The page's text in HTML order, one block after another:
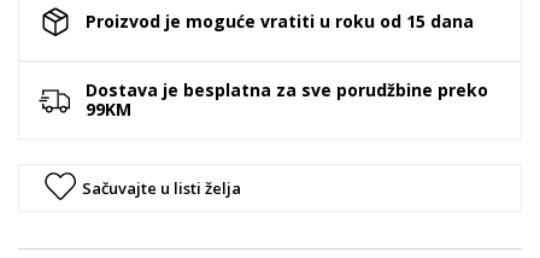
Proizvod je moguće vratiti u roku od 15 dana
Dostava je besplatna za sve porudžbine preko
99KM
Sačuvajte u listi želja